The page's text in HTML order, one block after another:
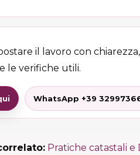
il lavoro con
le verifiche utili.
WhatsApp +39
Pratiche catastali e